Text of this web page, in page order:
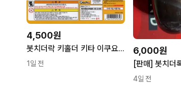
4,500원
봇치더락 키홀더 키타 이쿠요 키링 가챠
1일 전
6,000원
4일 전